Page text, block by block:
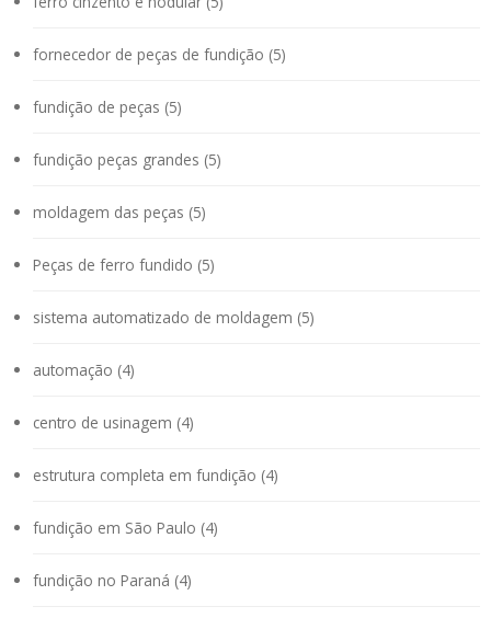
fornecedor de peças de fundição (5)
fundição de peças (5)
fundição peças grandes (5)
moldagem das peças (5)
Peças de ferro fundido (5)
sistema automatizado de moldagem (5)
automação (4)
centro de usinagem (4)
estrutura completa em fundição (4)
fundição em São Paulo (4)
fundição no Paraná (4)